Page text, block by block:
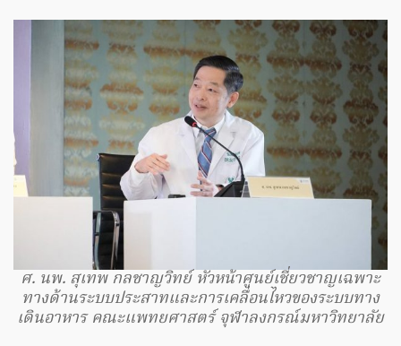
ศ. นพ. สุเทพ กลชาญวิทย์ หัวหน้าศูนย์เชี่ยวชาญเฉพาะ
ทางด้านระบบประสาทและการเคลื่อนไหวของระบบทาง
เดินอาหาร คณะแพทยศาสตร์ จุฬาลงกรณ์มหาวิทยาลัย